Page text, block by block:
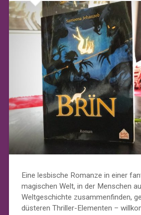
Eine lesbische Romanze in einer
magischen Welt, in der Menschen
Weltgeschichte zusammenfinden,
düsteren Thriller-Elementen –